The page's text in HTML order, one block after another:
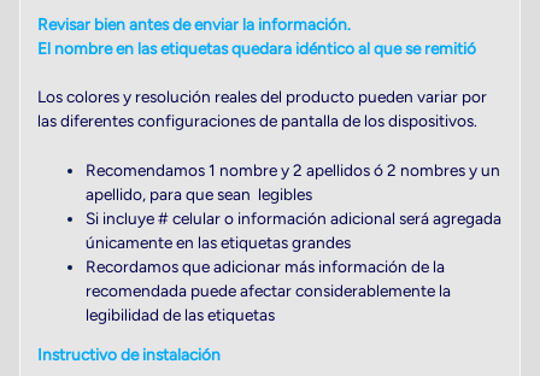
Revisar bien antes de enviar la información.
El nombre en las etiquetas quedara idéntico al que se remitió
Los colores y resolución reales del producto pueden variar por
las diferentes configuraciones de pantalla de los dispositivos.
Recomendamos 1 nombre y 2 apellidos ó 2 nombres y un
apellido, para que sean legibles
Si incluye # celular o información adicional será agregada
únicamente en las etiquetas grandes
Recordamos que adicionar más información de la
recomendada puede afectar considerablemente la
legibilidad de las etiquetas
Instructivo de instalación